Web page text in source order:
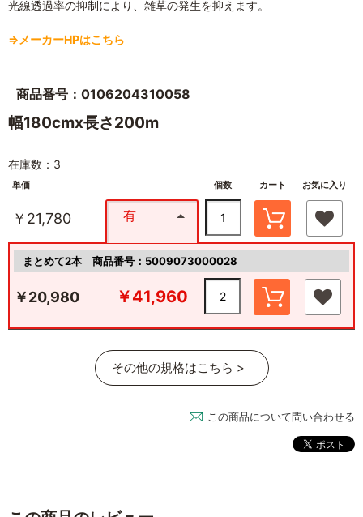
光線透過率の抑制により、雑草の発生を抑えます。
⇒メーカーHPはこちら
商品番号：0106204310058
幅180cmx長さ200m
在庫数：3
単価 個数 カート お気に入り
￥21,780 有
まとめて2本 商品番号：5009073000028
￥20,980 ￥41,960
その他の規格はこちら >
この商品について問い合わせる